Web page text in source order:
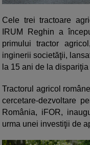
Cele trei tractoare
IRUM Reghin a
primului tractor
inginerii societăţii,
la 15 ani de la
Tractorul agricol
cercetare-dezvoltare
România, iFOR,
urma unei investiţii de